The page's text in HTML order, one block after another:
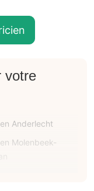
votre
Anderlecht
Molenbeek-